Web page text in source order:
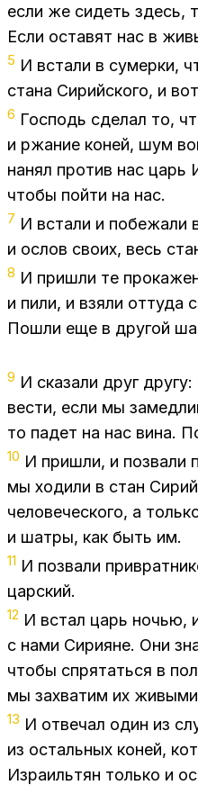
если же сидеть здесь,
Если оставят нас в
5 И встали в сумерки,
стана Сирийского, и
6 Господь сделал то,
и ржание коней, шум
нанял против нас царь
чтобы пойти на нас.
7 И встали и побежали
и ослов своих, весь
8 И пришли те
и пили, и взяли оттуда
Пошли еще в другой
9 И сказали друг
вести, если мы
то падет на нас вина.
10 И пришли, и позвали
мы ходили в стан
человеческого, а
и шатры, как быть им.
11 И позвали
царский.
12 И встал царь ночью,
с нами Сирияне. Они
чтобы спрятаться в
мы захватим их
13 И отвечал один из
из остальных коней,
Израильтян только и